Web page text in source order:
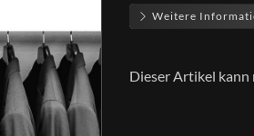
Weitere
Dieser Artikel